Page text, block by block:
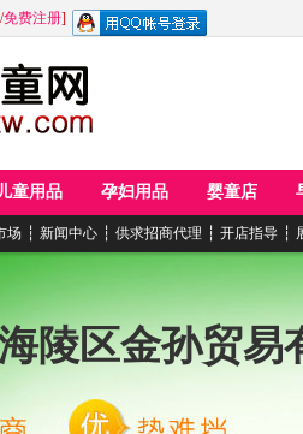
/免费注册]
童用品 孕妇用品 婴童店
场 ┆ 新闻中心 ┆ 供求招商代理 ┆ 开店指导 ┆
陵区金孙贸易